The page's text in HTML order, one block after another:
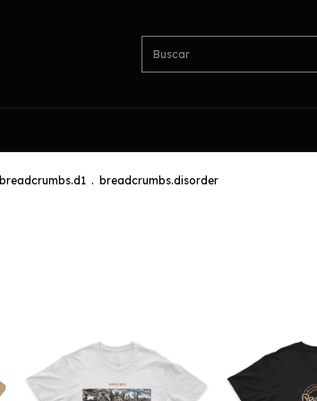
breadcrumbs.d1 . breadcrumbs.disorder